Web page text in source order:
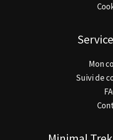
Mon
Suivi de